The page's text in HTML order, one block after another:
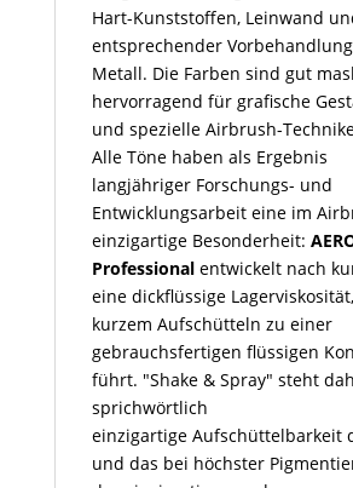
Hart-Kunststoffen, Leinwand
entsprechender
Metall. Die Farben sind gut
hervorragend für grafische
und spezielle Airbrush-
Alle Töne haben als Ergebnis
langjähriger Forschungs- und
Entwicklungsarbeit eine im
einzigartige Besonderheit:
Professional entwickelt nach
eine dickflüssige
kurzem Aufschütteln zu einer
gebrauchsfertigen flüssigen
führt. "Shake & Spray" steht
sprichwörtlich
einzigartige Aufschüttelbarkeit
und das bei höchster